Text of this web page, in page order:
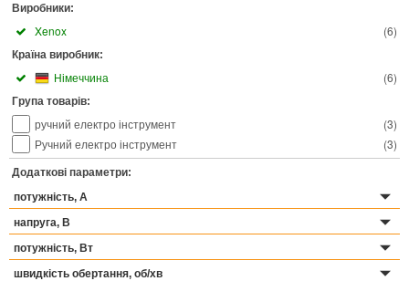
Виробники:
(6)
Xenox
Країна виробник:
(6)
Німеччина
Група товарів:
(3)
ручний електро інструмент
(3)
Ручний електро інструмент
Додаткові параметри:
потужність, А
напруга, В
потужність, Вт
швидкість обертання, об/хв